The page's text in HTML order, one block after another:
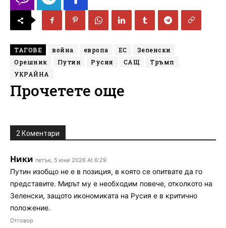
ТАГОВЕ война европа ЕС
Зеленски
Орешник
Путин Русия САЩ
Тръмп
УКРАЙНА
Прочетете още
2 Коментари
Ники петък, 5 юни 2026 At 6:29
Путин изобщо не е в позиция, в която се опитвате да го
представите. Мирът му е необходим повече, отколкото на
Зеленски, защото икономиката на Русия е в критично
положение.
Отговор